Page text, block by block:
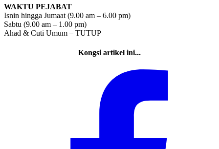
WAKTU PEJABAT
Isnin hingga Jumaat (9.00 am – 6.00 pm)
Sabtu (9.00 am – 1.00 pm)
Ahad & Cuti Umum – TUTUP
Kongsi artikel ini...